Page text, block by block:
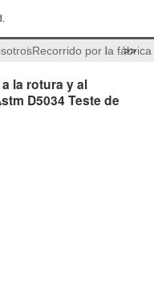
Recorrido por la fábrica
>>
la rotura y al
D5034 Teste de